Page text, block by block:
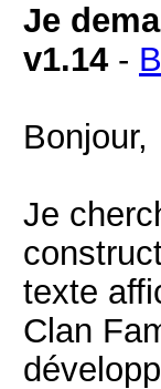
Je
v1.14 -
Bonjour,
Je
texte
Clan